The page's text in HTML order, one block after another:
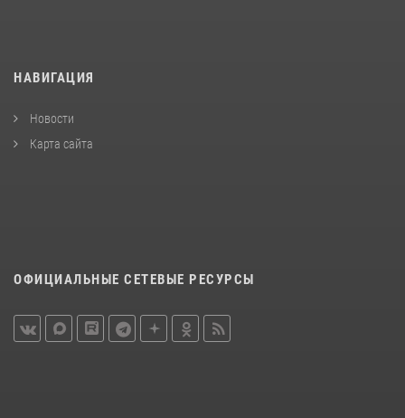
НАВИГАЦИЯ
Новости
Карта сайта
ОФИЦИАЛЬНЫЕ СЕТЕВЫЕ РЕСУРСЫ